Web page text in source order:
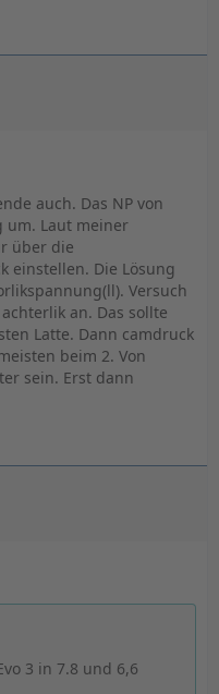
auch. Das NP von
um. Laut meiner
über die
einstellen. Die Lösung
Versuch
an. Das sollte
Latte. Dann camdruck
beim 2. Von
sein. Erst dann
3 in 7.8 und 6,6